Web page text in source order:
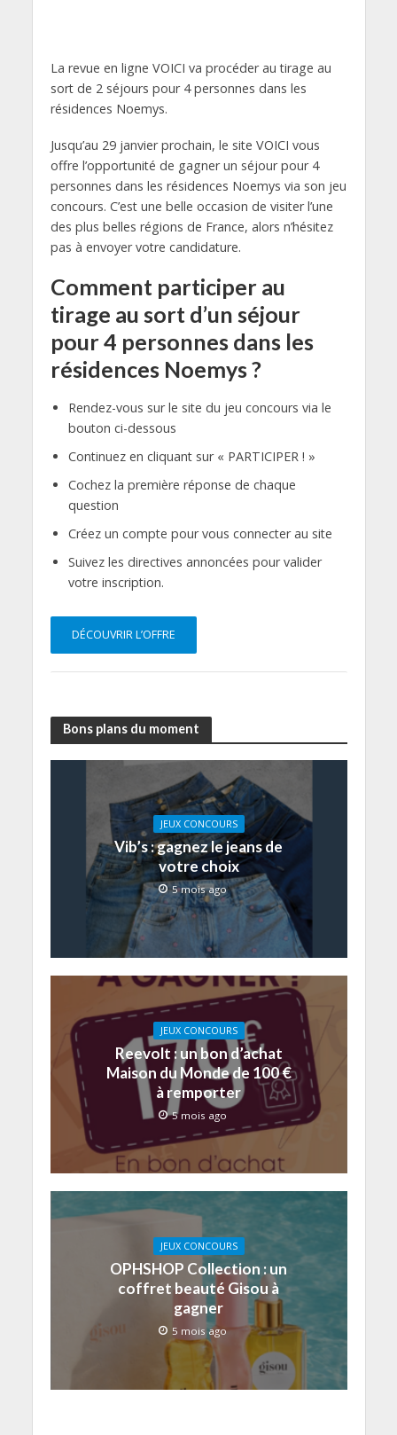
La revue en ligne VOICI va procéder au tirage au
sort de 2 séjours pour 4 personnes dans les
résidences Noemys.
Jusqu’au 29 janvier prochain, le site VOICI vous
offre l’opportunité de gagner un séjour pour 4
personnes dans les résidences Noemys via son jeu
concours. C’est une belle occasion de visiter l’une
des plus belles régions de France, alors n’hésitez
pas à envoyer votre candidature.
Comment participer au
tirage au sort d’un séjour
pour 4 personnes dans les
résidences Noemys ?
Rendez-vous sur le site du jeu concours via le
bouton ci-dessous
Continuez en cliquant sur « PARTICIPER ! »
Cochez la première réponse de chaque
question
Créez un compte pour vous connecter au site
Suivez les directives annoncées pour valider
votre inscription.
DÉCOUVRIR L’OFFRE
Bons plans du moment
JEUX CONCOURS
Vib’s : gagnez le jeans de
votre choix
5 mois ago
JEUX CONCOURS
Reevolt : un bon d’achat
Maison du Monde de 100 €
à remporter
5 mois ago
JEUX CONCOURS
OPHSHOP Collection : un
coffret beauté Gisou à
gagner
5 mois ago